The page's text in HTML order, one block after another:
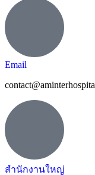
Email
สำนักงานใหญ่